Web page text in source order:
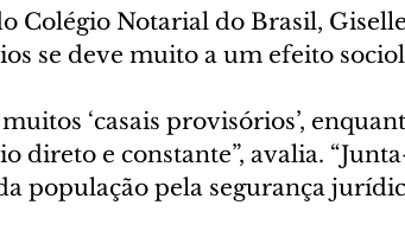
Colégio Notarial do Brasil,
se deve muito a um efeito
‘casais provisórios’,
direto e constante”, avalia.
população pela segurança